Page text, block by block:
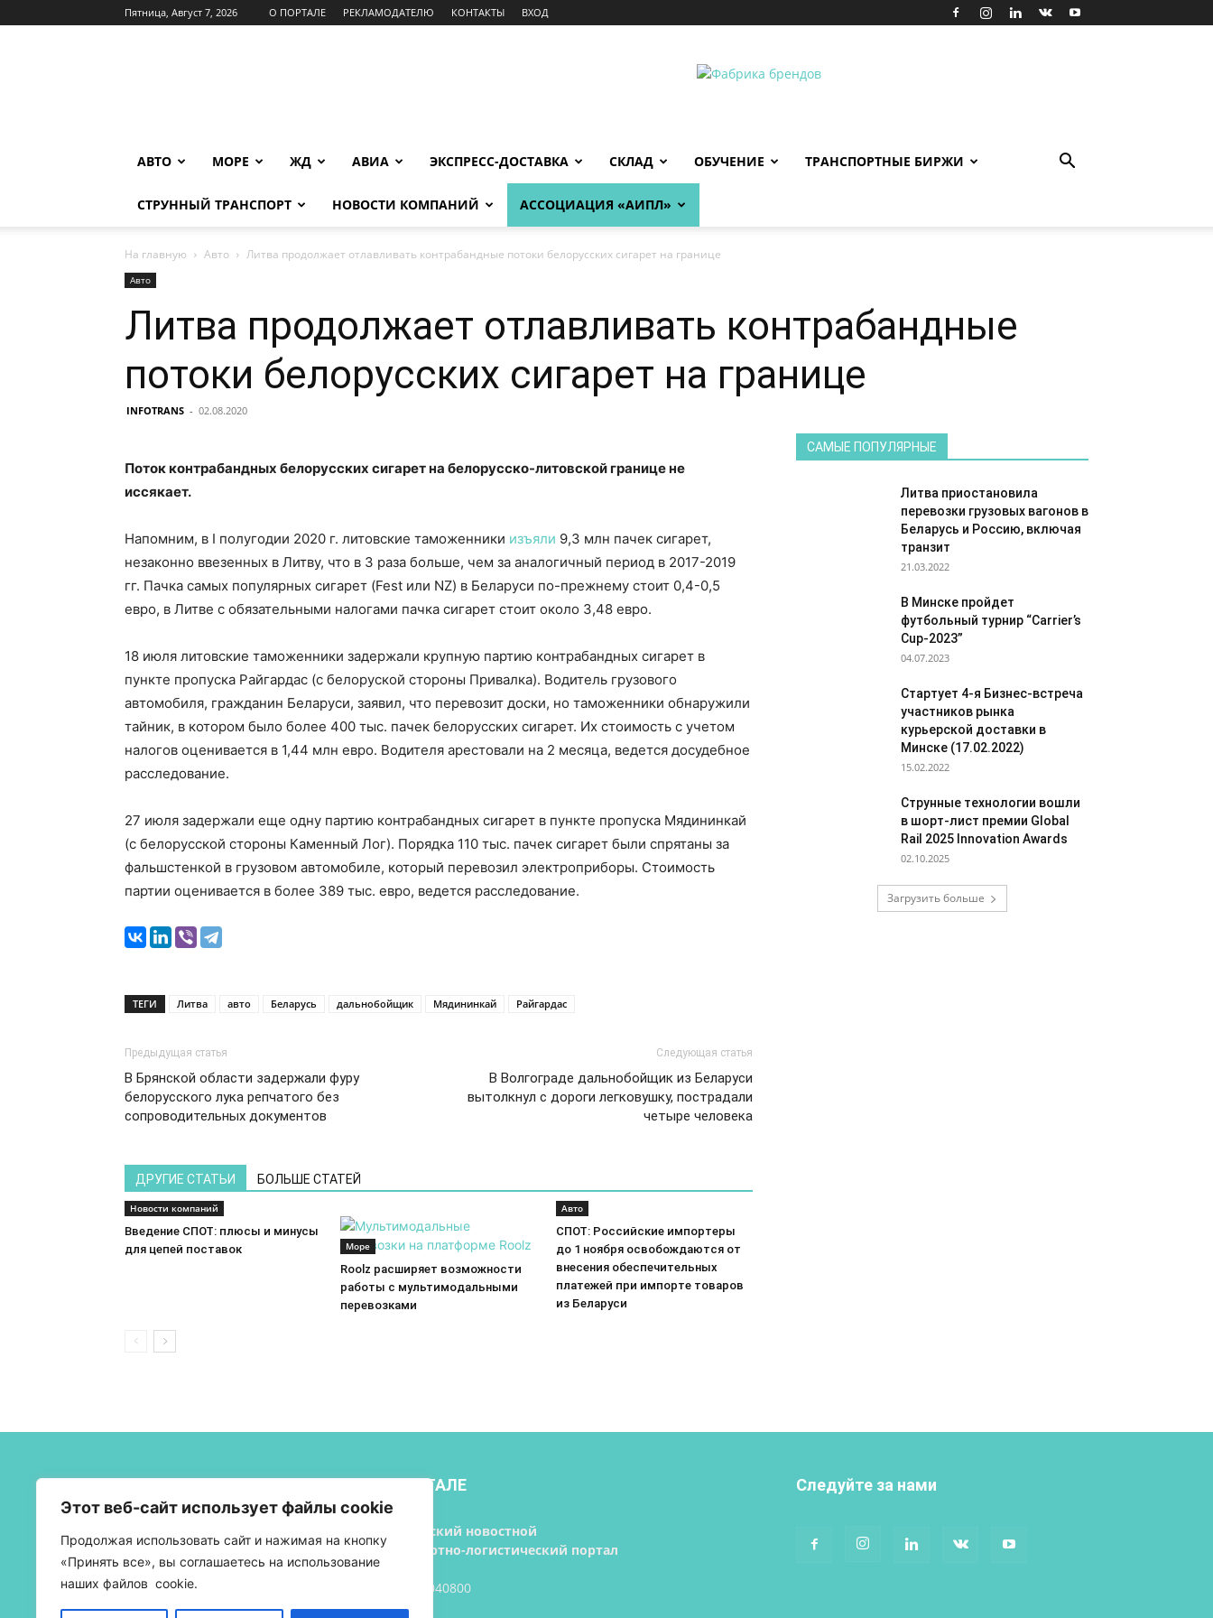
Этот веб-сайт использует файлы cookie
Продолжая использовать сайт и нажимая на кнопку
«Принять все», вы соглашаетесь на использование
наших файлов cookie.
Пятница, Август 7, 2026 О ПОРТАЛЕ РЕКЛАМОДАТЕЛЮ КОНТАКТЫ ВХОД
АВТО МОРЕ ЖД АВИА ЭКСПРЕСС-ДОСТАВКА СКЛАД ОБУЧЕНИЕ ТРАНСПОРТНЫЕ БИРЖИ
СТРУННЫЙ ТРАНСПОРТ НОВОСТИ КОМПАНИЙ АССОЦИАЦИЯ «АИПЛ»
На главную Авто Литва продолжает отлавливать контрабандные потоки белорусских сигарет на границе
Авто
Литва продолжает отлавливать контрабандные
потоки белорусских сигарет на границе
INFOTRANS - 02.08.2020
Поток контрабандных белорусских сигарет на белорусско-литовской границе не
иссякает.
Напомним, в I полугодии 2020 г. литовские таможенники изъяли 9,3 млн пачек сигарет,
незаконно ввезенных в Литву, что в 3 раза больше, чем за аналогичный период в 2017-2019
гг. Пачка самых популярных сигарет (Fest или NZ) в Беларуси по-прежнему стоит 0,4-0,5
евро, в Литве с обязательными налогами пачка сигарет стоит около 3,48 евро.
18 июля литовские таможенники задержали крупную партию контрабандных сигарет в
пункте пропуска Райгардас (с белоруской стороны Привалка). Водитель грузового
автомобиля, гражданин Беларуси, заявил, что перевозит доски, но таможенники обнаружили
тайник, в котором было более 400 тыс. пачек белорусских сигарет. Их стоимость с учетом
налогов оценивается в 1,44 млн евро. Водителя арестовали на 2 месяца, ведется досудебное
расследование.
27 июля задержали еще одну партию контрабандных сигарет в пункте пропуска Мядининкай
(с белорусской стороны Каменный Лог). Порядка 110 тыс. пачек сигарет были спрятаны за
фальшстенкой в грузовом автомобиле, который перевозил электроприборы. Стоимость
партии оценивается в более 389 тыс. евро, ведется расследование.
ТЕГИ Литва авто Беларусь дальнобойщик Мядининкай Райгардас
Предыдущая статья
В Брянской области задержали фуру
белорусского лука репчатого без
сопроводительных документов
Следующая статья
В Волгограде дальнобойщик из Беларуси
вытолкнул с дороги легковушку, пострадали
четыре человека
ДРУГИЕ СТАТЬИ БОЛЬШЕ СТАТЕЙ
Новости компаний
Введение СПОТ: плюсы и минусы
для цепей поставок
Море
Roolz расширяет возможности
работы с мультимодальными
перевозками
Авто
СПОТ: Российские импортеры
до 1 ноября освобождаются от
внесения обеспечительных
платежей при импорте товаров
из Беларуси
САМЫЕ ПОПУЛЯРНЫЕ
Литва приостановила
перевозки грузовых вагонов в
Беларусь и Россию, включая
транзит
21.03.2022
В Минске пройдет
футбольный турнир “Carrier’s
Cup-2023”
04.07.2023
Стартует 4-я Бизнес-встреча
участников рынка
курьерской доставки в
Минске (17.02.2022)
15.02.2022
Струнные технологии вошли
в шорт-лист премии Global
Rail 2025 Innovation Awards
02.10.2025
Загрузить больше
О ПОРТАЛЕ
Белорусский новостной
транспортно-логистический портал
УНП 193040800
Следуйте за нами